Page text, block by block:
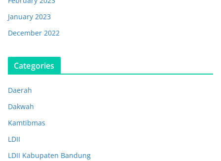
January 2023
December 2022
Categories
Daerah
Dakwah
Kamtibmas
LDII
LDII Kabupaten Bandung